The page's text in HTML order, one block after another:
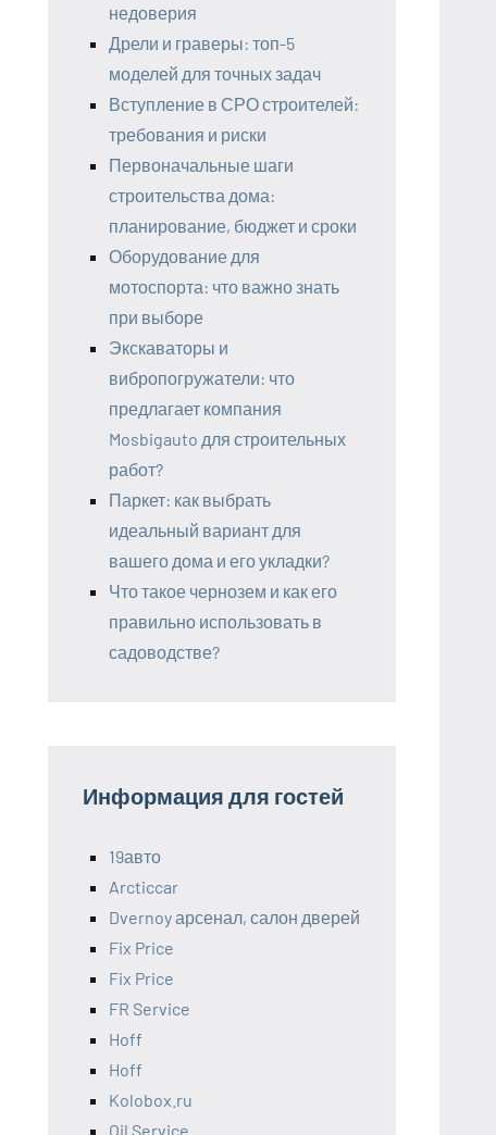
недоверия
Дрели и граверы: топ-5
моделей для точных задач
Вступление в СРО строителей:
требования и риски
Первоначальные шаги
строительства дома:
планирование, бюджет и сроки
Оборудование для
мотоспорта: что важно знать
при выборе
Экскаваторы и
вибропогружатели: что
предлагает компания
Mosbigauto для строительных
работ?
Паркет: как выбрать
идеальный вариант для
вашего дома и его укладки?
Что такое чернозем и как его
правильно использовать в
садоводстве?
Информация для гостей
19авто
Arcticcar
Dvernoy арсенал, салон дверей
Fix Price
Fix Price
FR Service
Hoff
Hoff
Kolobox.ru
Oil Service